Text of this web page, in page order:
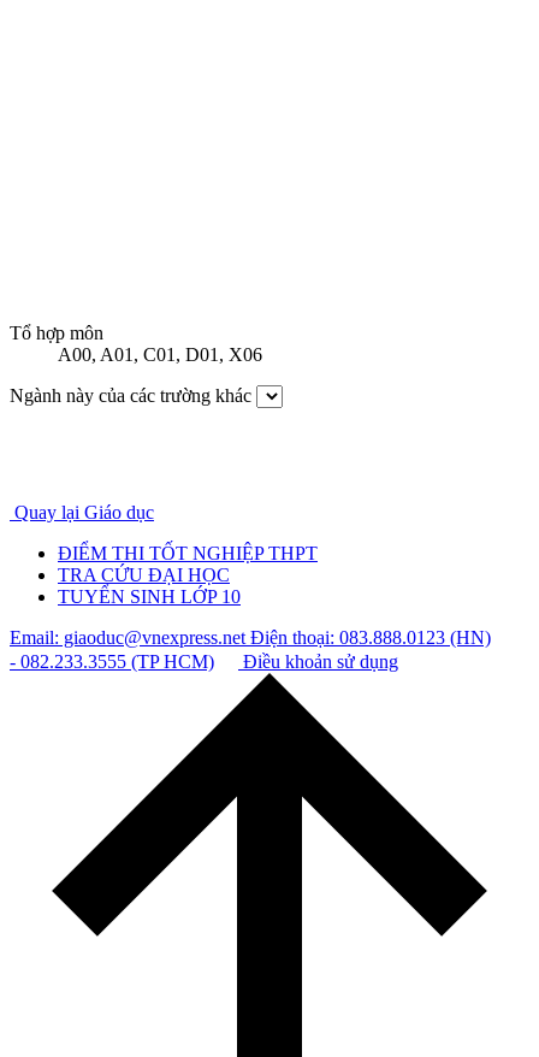
Tổ hợp môn
A00, A01, C01, D01, X06
Ngành này của các trường khác
Quay lại Giáo dục
ĐIỂM THI TỐT NGHIỆP THPT
TRA CỨU ĐẠI HỌC
TUYỂN SINH LỚP 10
Email: giaoduc@vnexpress.netĐiện thoại: 083.888.0123 (HN)
- 082.233.3555 (TP HCM)
Điều khoản sử dụng